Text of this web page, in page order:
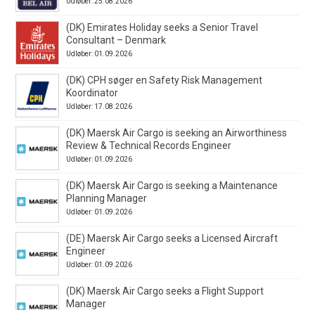
(DK) Emirates Holiday seeks a Senior Travel
Consultant – Denmark
Udløber: 01.09.2026
(DK) CPH søger en Safety Risk Management
Koordinator
Udløber: 17.08.2026
(DK) Maersk Air Cargo is seeking an Airworthiness
Review & Technical Records Engineer
Udløber: 01.09.2026
(DK) Maersk Air Cargo is seeking a Maintenance
Planning Manager
Udløber: 01.09.2026
(DE) Maersk Air Cargo seeks a Licensed Aircraft
Engineer
Udløber: 01.09.2026
(DK) Maersk Air Cargo seeks a Flight Support
Manager